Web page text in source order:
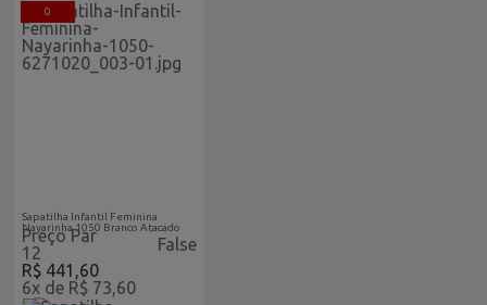
0
Sapatilha Infantil Feminina
Nayarinha 1050 Branco Atacado
Preço Par
12
False
R$ 441,60
6x de R$ 73,60